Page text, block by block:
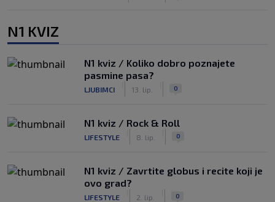
N1 KVIZ
N1 kviz / Koliko dobro poznajete
pasmine pasa?
LJUBIMCI 13. lip. 0
N1 kviz / Rock & Roll
LIFESTYLE 8. lip. 0
N1 kviz / Zavrtite globus i recite koji je
ovo grad?
LIFESTYLE 2. lip. 0